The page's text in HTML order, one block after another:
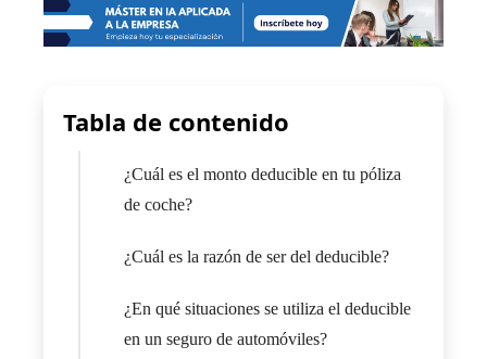
Tabla de contenido
¿Cuál es el monto deducible en tu póliza
de coche?
¿Cuál es la razón de ser del deducible?
¿En qué situaciones se utiliza el deducible
en un seguro de automóviles?